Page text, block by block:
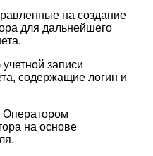
на создание
для дальнейшего
записи
содержащие логин и
Оператором
на основе